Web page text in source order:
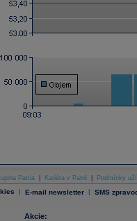
Patria Kariéra v Patrii Podmínky
| E-mail newsletter | SMS
Akcie: